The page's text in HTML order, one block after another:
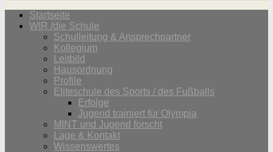
Startseite
WIR /die Schule
Schulleitung & Ansprechpartner
Kollegium
Leitbild
Hausordnung
Profile
Eliteschule des Sports / des Fußballs
Erfolge
Jugend trainiert für Olympia
MINT und Jugend forscht
Lage & Kontakt
Wissenswertes